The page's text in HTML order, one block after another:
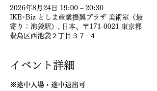
2026年8月24日 19:00 – 20:30
IKE･Biz としま産業振興プラザ 美術室（最
寄り：池袋駅）, 日本、〒171-0021 東京都
豊島区西池袋２丁目３７−４
イベント詳細
※途中入場・途中退出可